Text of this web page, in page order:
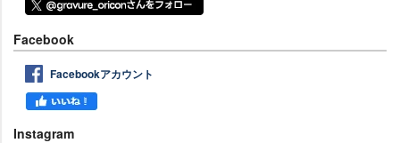
Facebook
Facebookアカウント
Instagram